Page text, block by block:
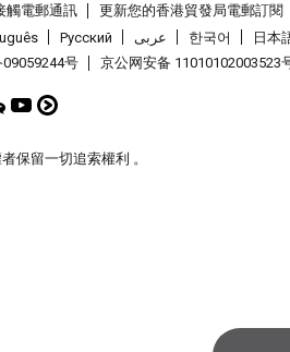
觸電郵通訊 更新您的香港貿發局電郵訂閱
Pусский عربى 한국어
日本
09059244号 京公网安备 11010102003523
保留一切追索權利 。